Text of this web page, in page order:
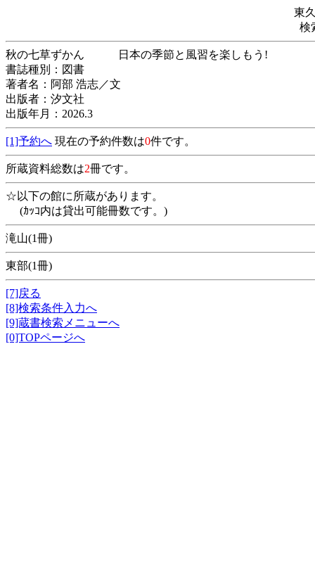
東
検
秋の七草ずかん 日本の季節と風習を楽し
書誌種別：図書
著者名：阿部 浩志／文
出版者：汐文社
出版年月：2026.3
[1]予約へ 現在の予約件数は0件です。
所蔵資料総数は2冊です。
☆以下の館に所蔵があります。
(ｶｯｺ内は貸出可能冊数です。)
滝山(1冊)
東部(1冊)
[7]戻る
[8]検索条件入力へ
[9]蔵書検索メニューへ
[0]TOPページへ